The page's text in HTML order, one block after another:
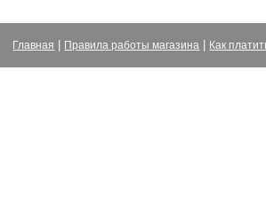
Главная Правила работы магазина Как